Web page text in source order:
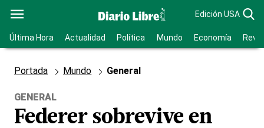
Edición USA
Última Hora Actualidad Política Mundo Economía
Portada Mundo General
GENERAL
Federer sobrevive en